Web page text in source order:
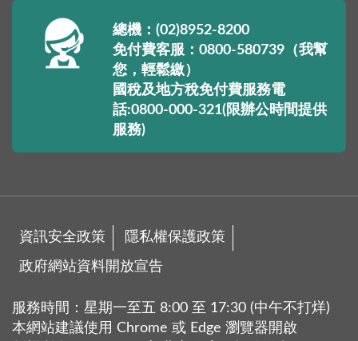
總機：(02)8952-8200
免付費客服：0800-580739（我幫
您，輕鬆繳）
國稅及地方稅免付費服務電
話:0800-000-321(限辦公時間提供
服務)
資訊安全政策 隱私權保護政策
政府網站資料開放宣告
服務時間：星期一至五 8:00 至 17:30 (中午不打烊)
本網站建議使用 Chrome 或 Edge 瀏覽器開啟